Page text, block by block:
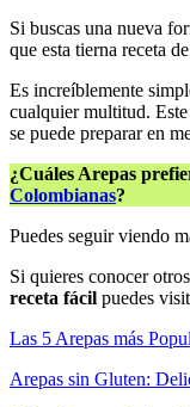
Si buscas una nueva
que esta tierna receta
Es increíblemente
cualquier multitud.
se puede preparar en
¿Cuáles Arepas
Colombianas?
Puedes seguir viendo
Si quieres conocer
receta fácil puedes
Las 5 Arepas más
Arepas sin Gluten: